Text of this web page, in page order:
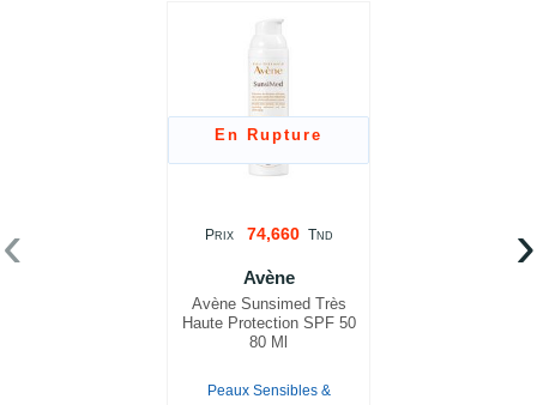
En Rupture
PRIX 74,660 TND
Avène
Avène Sunsimed Très
Haute Protection SPF 50
80 Ml
Peaux Sensibles &
‹ ›